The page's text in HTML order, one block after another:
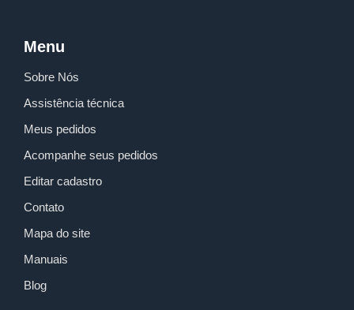
p
Menu
Sobre Nós
Assistência técnica
Meus pedidos
Acompanhe seus pedidos
Editar cadastro
Contato
Mapa do site
Manuais
Blog